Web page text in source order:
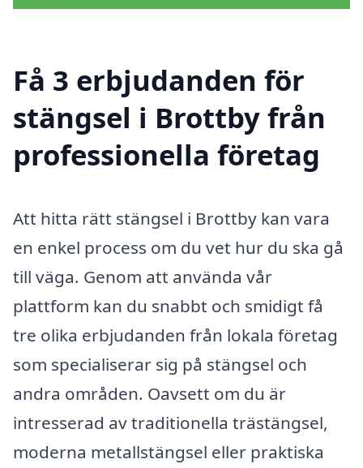
Få 3 erbjudanden för
stängsel i Brottby från
professionella företag
Att hitta rätt stängsel i Brottby kan vara
en enkel process om du vet hur du ska gå
till väga. Genom att använda vår
plattform kan du snabbt och smidigt få
tre olika erbjudanden från lokala företag
som specialiserar sig på stängsel och
andra områden. Oavsett om du är
intresserad av traditionella trästängsel,
moderna metallstängsel eller praktiska